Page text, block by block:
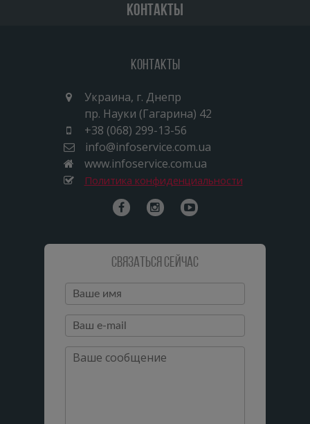
КОНТАКТЫ
Контакты
Украина, г. Днепр
пр. Науки (Гагарина) 42
+38 (068) 299-13-56
info@infoservice.com.ua
www.infoservice.com.ua
Политика конфиденциальности
Связаться сейчас